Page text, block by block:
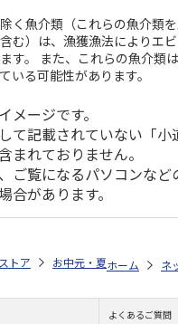
く魚介類（これらの魚介類
む）は、漁獲漁法によりエ
す。 また、これらの魚介類
いる可能性があります。
メージです。
て記載されていない「小
まれておりません。
ご覧になるパソコンなど
合があります。
トア お中元・夏ギフト特集
ホーム ネ
よくあるご質問